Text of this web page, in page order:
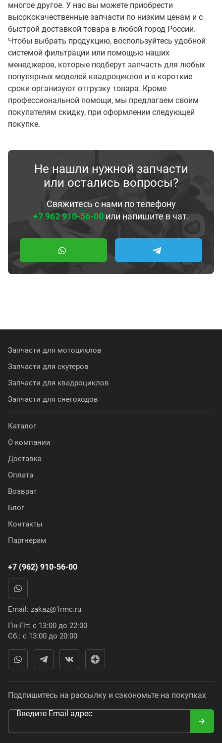
многое другое. У нас вы можете приобрести
высококачественные запчасти по низким ценам и с
быстрой доставкой товара в любой город России.
Чтобы выбрать продукцию, воспользуйтесь удобной
системой фильтрации или помощью наших
менеджеров, которые подберут запчасть для любых
популярных моделей квадроциклов и в короткие
сроки организуют отгрузку товара. Кроме
профессиональной помощи, мы предлагаем своим
покупателям скидку, при оформлении следующей
покупке.
Не нашли нужной запчасти
или остались вопросы?
Свяжитесь с нами по телефону
+7 962 910-56-00или напишите в чат.
Запчасти для мотоциклов
Запчасти для скутеров
Запчасти для квадроциклов
Запчасти для снегоходов
Каталог
О компании
Доставка
Оплата
Возврат
Блог
Контакты
Партнерам
+7 (962) 910-56-00
Email: zakaz@1rmc.ru
Пн-Пт: с 13:00 до 22:00
Сб.: с 13:00 до 20:00
Подпишитесь на рассылку и сэкономьте на покупках
Введите Email адрес